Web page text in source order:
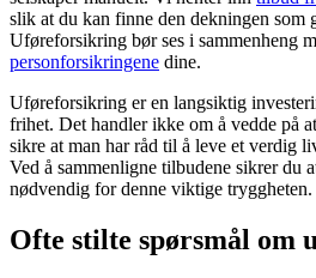
slik at du kan finne den dekningen som
Uføreforsikring bør ses i sammenheng
personforsikringene dine.
Uføreforsikring er en langsiktig
frihet. Det handler ikke om å vedde på
sikre at man har råd til å leve et verdig
Ved å sammenligne tilbudene sikrer du
nødvendig for denne viktige tryggheten.
Ofte stilte spørsmål om